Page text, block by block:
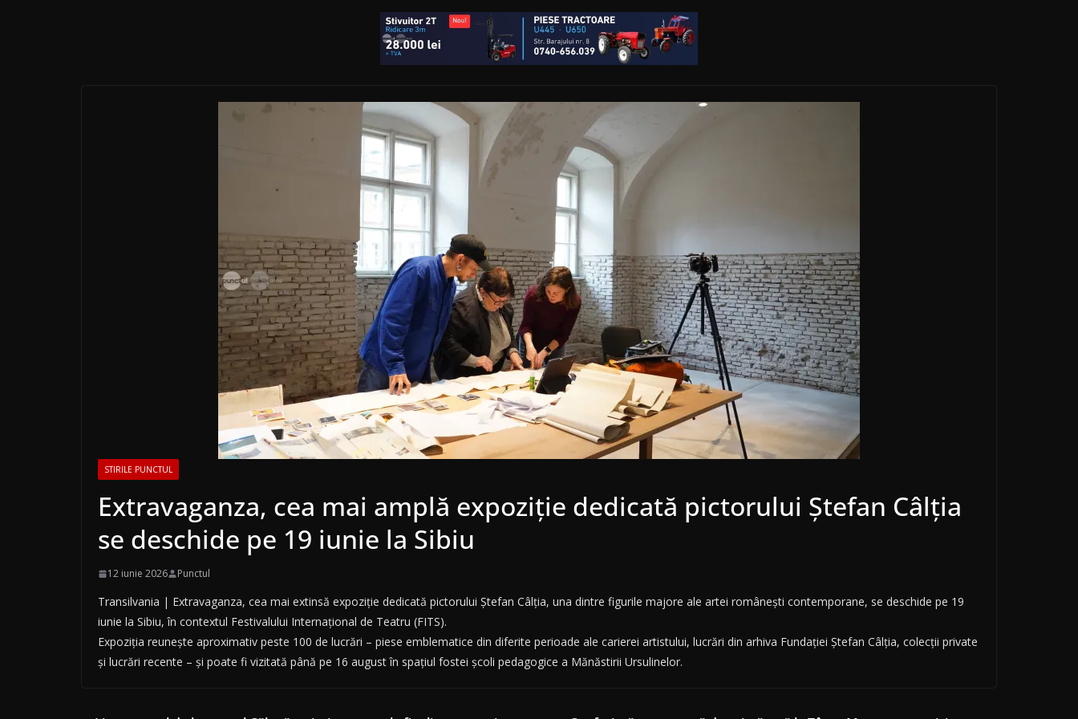
STIRILE PUNCTUL
Extravaganza, cea mai amplă expoziție dedicată pictorului Ștefan Câlția
se deschide pe 19 iunie la Sibiu
12 iunie 2026 Punctul
Transilvania | Extravaganza, cea mai extinsă expoziție dedicată pictorului Ștefan Câlția, una dintre figurile majore ale artei românești contemporane, se deschide pe 19
iunie la Sibiu, în contextul Festivalului Internațional de Teatru (FITS).
Expoziția reunește aproximativ peste 100 de lucrări – piese emblematice din diferite perioade ale carierei artistului, lucrări din arhiva Fundației Ștefan Câlția, colecții private
și lucrări recente – și poate fi vizitată până pe 16 august în spațiul fostei școli pedagogice a Mănăstirii Ursulinelor.